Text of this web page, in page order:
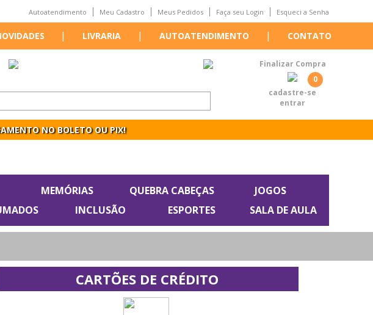
Autoatendimento Meu Cadastro Meus Pedidos Faça seu Login Esqueci a Senha
| LIVRARIA | AUTOATENDIMENTO | CONTATO
Finalizar Compra
0
cadastre-se
entrar
NO BOLETO OU PIX!
MEMÓRIAS QUEBRA CABEÇAS
JOGOS
INCLUSÃO ESPORTES SALA DE AULA
CARTÕES DE CRÉDITO